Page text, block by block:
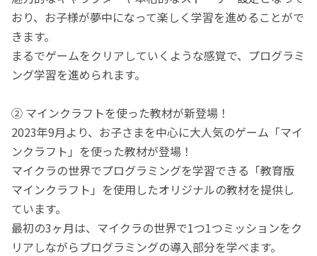
おり、お子様が夢中になって楽しく学習を進めることがで
きます。
まるでゲームをクリアしていくような感覚で、プログラミ
ング学習を進められます。
② マインクラフトを使った教材が新登場！
2023年9月より、お子さまを中心に大人気のゲーム「マイ
ンクラフト」を使った教材が登場！
マイクラの世界でプログラミングを学習できる「教育版
マインクラフト」を使用したオリジナルの教材を提供し
ています。
最初の3ヶ月は、マイクラの世界で1つ1つミッションをク
リアしながらプログラミングの導入部分を学べます。